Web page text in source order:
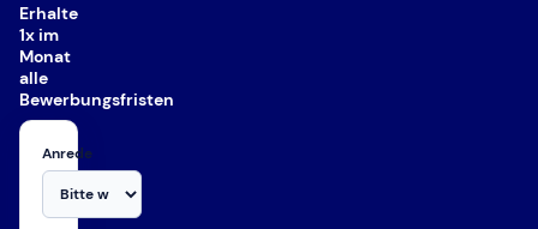
Erhalte
1x im
Monat
alle
Bewerbungsfristen
Anrede